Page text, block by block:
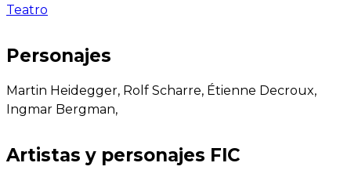
Teatro
Personajes
Martin Heidegger, Rolf Scharre, Étienne Decroux,
Ingmar Bergman,
Artistas y personajes FIC